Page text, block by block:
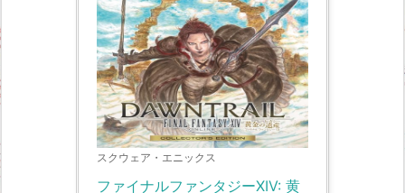
スクウェア・エニックス
ファイナルファンタジーXIV: 黄